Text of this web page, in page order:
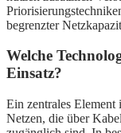
begrenzter
Welche
Einsatz?
Ein zentrales
Netzen, die über